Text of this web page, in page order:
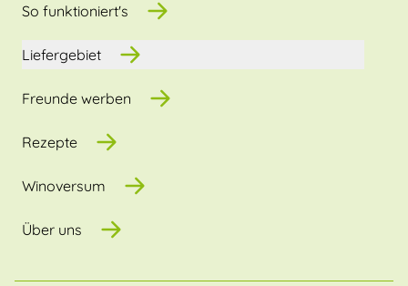
So funktioniert's
Liefergebiet
Freunde werben
Rezepte
Winoversum
Über uns